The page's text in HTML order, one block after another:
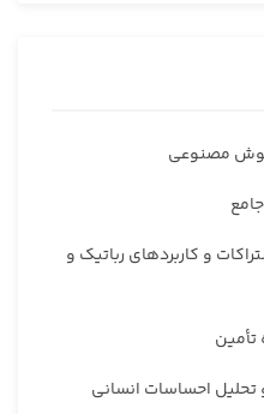
مصنوعی
و کاربردهای رباتیک و
احساسات انسانی